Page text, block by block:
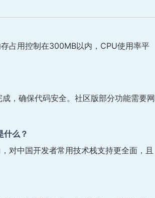
占用控制在300MB以内，CPU使用率平
，确保代码安全。社区版部分功能需要网
什么？
对中国开发者常用技术栈支持更全面，且